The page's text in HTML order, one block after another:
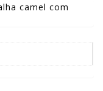
camel com